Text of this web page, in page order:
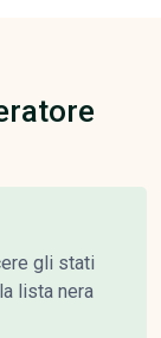
gli stati
lista nera